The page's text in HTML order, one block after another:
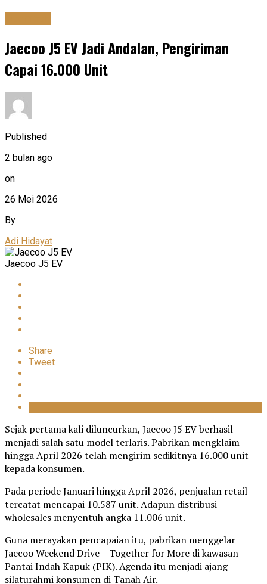
Jaecoo J5 EV Jadi Andalan, Pengiriman
Capai 16.000 Unit
Published
2 bulan ago
on
26 Mei 2026
By
Adi Hidayat
Jaecoo J5 EV
Share
Tweet
Sejak pertama kali diluncurkan, Jaecoo J5 EV berhasil
menjadi salah satu model terlaris. Pabrikan mengklaim
hingga April 2026 telah mengirim sedikitnya 16.000 unit
kepada konsumen.
Pada periode Januari hingga April 2026, penjualan retail
tercatat mencapai 10.587 unit. Adapun distribusi
wholesales menyentuh angka 11.006 unit.
Guna merayakan pencapaian itu, pabrikan menggelar
Jaecoo Weekend Drive – Together for More di kawasan
Pantai Indah Kapuk (PIK). Agenda itu menjadi ajang
silaturahmi konsumen di Tanah Air.